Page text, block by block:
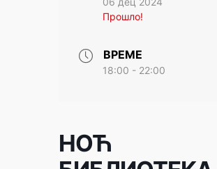
Прошло!
ВРЕМЕ
18:00 - 22:00
НОЋ